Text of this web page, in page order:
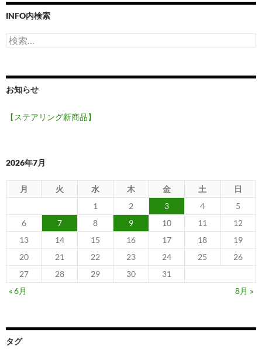
INFO内検索
検
索:
お知らせ
【ステアリング新商品】
2026年7月
月 火 水 木 金 土
日
1
2 3 4
5
6
7 8 9 10 11
12
13
14 15 16 17 18
19
20
21 22 23 24 25
26
27
28 29 30
31
« 6月
8月 »
タグ